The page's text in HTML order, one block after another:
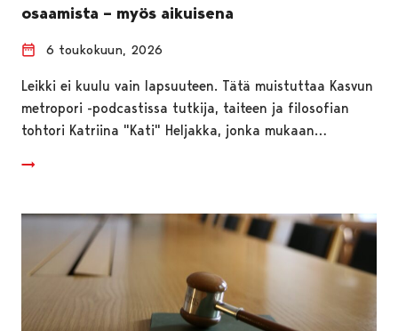
osaamista – myös aikuisena
6 toukokuun, 2026
Leikki ei kuulu vain lapsuuteen. Tätä muistuttaa Kasvun
metropori -podcastissa tutkija, taiteen ja filosofian
tohtori Katriina "Kati" Heljakka, jonka mukaan…